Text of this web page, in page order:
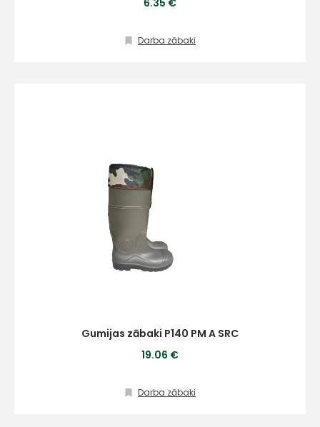
6.35 €
Darba zābaki
Gumijas zābaki P140 PM A SRC
19.06 €
Darba zābaki
ar
pēc
ātrāk
Vārds
+